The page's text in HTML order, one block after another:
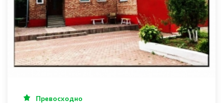
Превосходно